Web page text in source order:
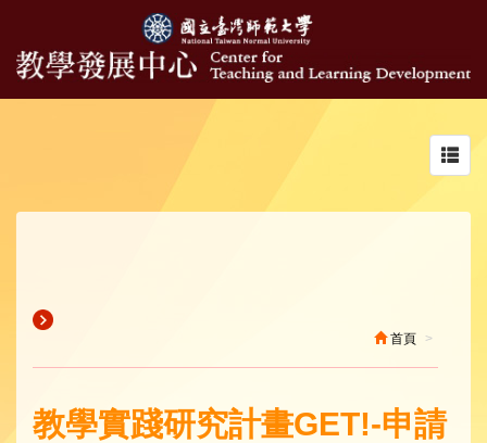
首頁
教學實踐研究計畫GET!-申請